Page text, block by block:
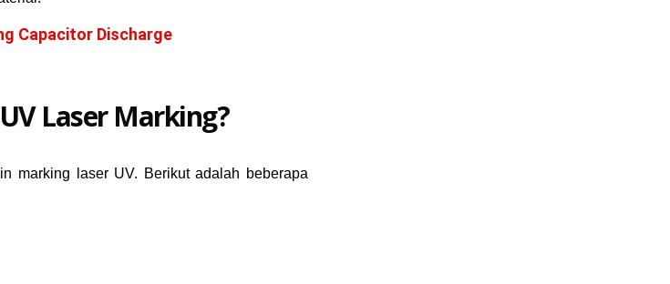
Capacitor Discharge
Laser Marking?
marking laser UV. Berikut adalah beberapa